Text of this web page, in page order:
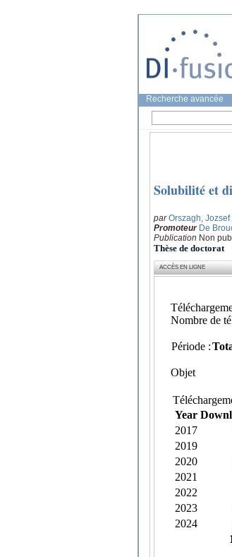
Recherche avancée
Solubilité et
parOrszagh, Jozsef
Promoteur De
Publication Non
Thèse de doctorat
ACCÈS EN LIGNE